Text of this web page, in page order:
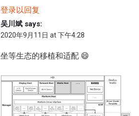
登录以回复
吴川斌 says:
2020年9月11日 at 下午4:28
坐等生态的移植和适配 😄